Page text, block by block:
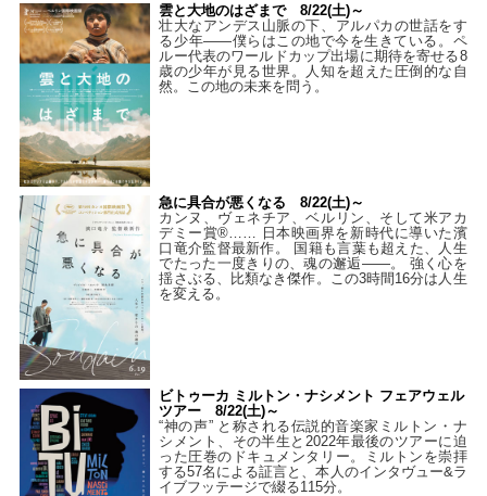
雲と大地のはざまで 8/22(土)～
壮大なアンデス山脈の下、アルパカの世話をす
る少年――僕らはこの地で今を生きている。ペ
ルー代表のワールドカップ出場に期待を寄せる8
歳の少年が見る世界。人知を超えた圧倒的な自
然。この地の未来を問う。
急に具合が悪くなる 8/22(土)～
カンヌ、ヴェネチア、ベルリン、そして米アカ
デミー賞®…… 日本映画界を新時代に導いた濱
口竜介監督最新作。 国籍も言葉も超えた、人生
でたった一度きりの、魂の邂逅――。 強く心を
揺さぶる、比類なき傑作。この3時間16分は人生
を変える。
ビトゥーカ ミルトン・ナシメント フェアウェル
ツアー 8/22(土)～
“神の声” と称される伝説的音楽家ミルトン・ナ
シメント、その半生と2022年最後のツアーに迫
った圧巻のドキュメンタリー。ミルトンを崇拝
する57名による証言と、本人のインタヴュー&ラ
イブフッテージで綴る115分。